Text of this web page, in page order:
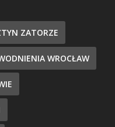
ZATORZE
WROCŁAW